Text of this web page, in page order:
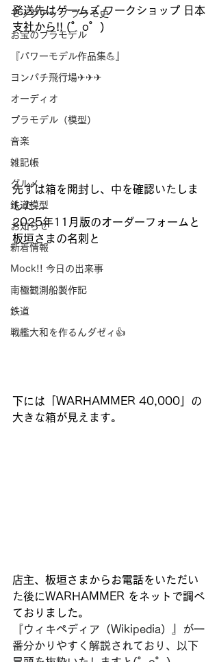
モックアップ プラモ史
お宝のプラモデル
『パワーモデル作品集💪』
ヨンパチ飛行場✈✈✈
オーディオ
プラモデル（模型）
音楽
雑記帳
グルメ
鉄道模型
お知らせ
新着情報
Mock!! 今日の出来事
南極観測船製作記
鉄道
戦艦大和を作るんダゼィ👍
発送先はゲームズ ワークショップ 日本
支社から!! (゜o゜)
先ずは箱を開封し、中を確認いたしま
した…
2025年11月版のオーダーフォームと
板垣さまの名刺と
下には「WARHAMMER 40,000」の
大きな箱が見えます。
店主、板垣さまからお電話をいただい
た後にWARHAMMER をネットで調べ
ておりました。
『ウィキペディア（Wikipedia）』が一
番分かりやすく解説されており、以下